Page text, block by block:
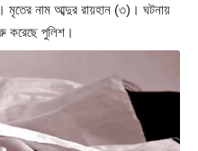
মৃতের নাম আব্দুর রায়হান (৩)। ঘটনায়
করেছে পুলিশ।